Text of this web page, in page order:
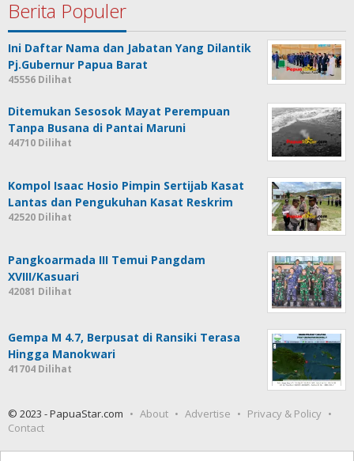
Berita Populer
Ini Daftar Nama dan Jabatan Yang Dilantik
Pj.Gubernur Papua Barat
45556 Dilihat
Ditemukan Sesosok Mayat Perempuan
Tanpa Busana di Pantai Maruni
44710 Dilihat
Kompol Isaac Hosio Pimpin Sertijab Kasat
Lantas dan Pengukuhan Kasat Reskrim
42520 Dilihat
Pangkoarmada III Temui Pangdam
XVIII/Kasuari
42081 Dilihat
Gempa M 4.7, Berpusat di Ransiki Terasa
Hingga Manokwari
41704 Dilihat
© 2023 - PapuaStar.com About Advertise
Privacy & Policy
Contact